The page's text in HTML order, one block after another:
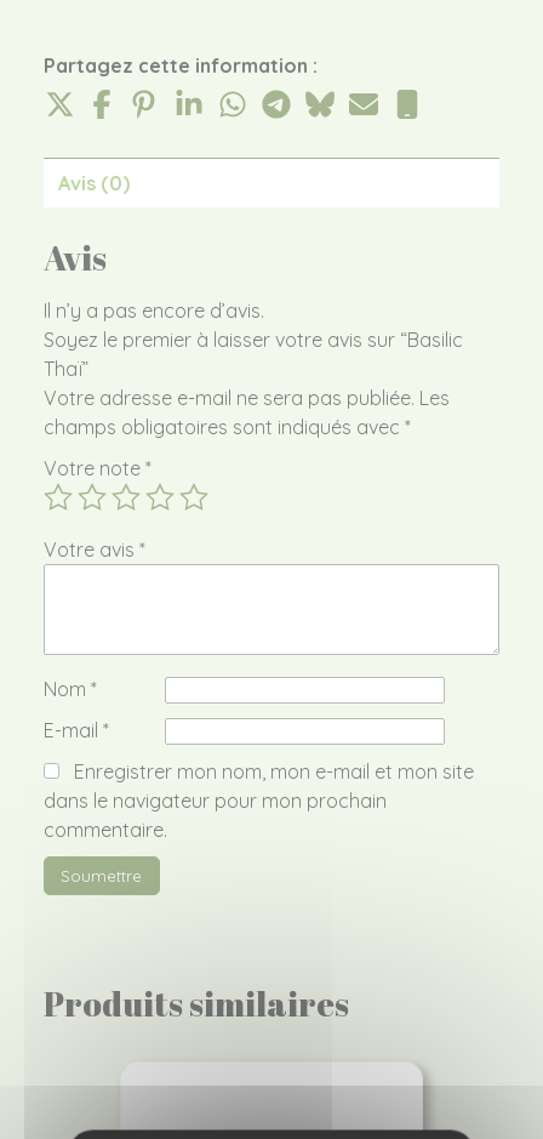
Partagez cette information :
Avis (0)
Avis
Il n’y a pas encore d’avis.
Soyez le premier à laisser votre avis sur “Basilic
Thaï”
Votre adresse e-mail ne sera pas publiée. Les
champs obligatoires sont indiqués avec *
Votre note *
Votre avis *
Nom *
E-mail *
Enregistrer mon nom, mon e-mail et mon site
dans le navigateur pour mon prochain
commentaire.
Produits similaires